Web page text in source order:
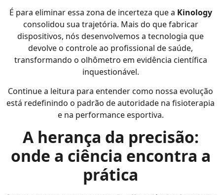
É para eliminar essa zona de incerteza que a Kinology
consolidou sua trajetória. Mais do que fabricar
dispositivos, nós desenvolvemos a tecnologia que
devolve o controle ao profissional de saúde,
transformando o olhômetro em evidência científica
inquestionável.
Continue a leitura para entender como nossa evolução
está redefinindo o padrão de autoridade na fisioterapia
e na performance esportiva.
A herança da precisão:
onde a ciência encontra a
prática